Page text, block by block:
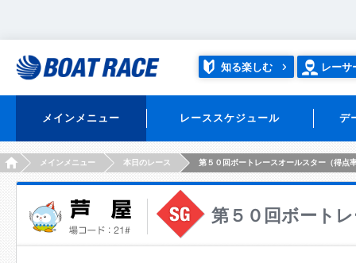
知る楽しむ レーサ
メインメニュー レーススケジュール デ
HOMEメインメニュー 本日のレース 第５０回ボートレースオールスター（得点
第５０回ボート